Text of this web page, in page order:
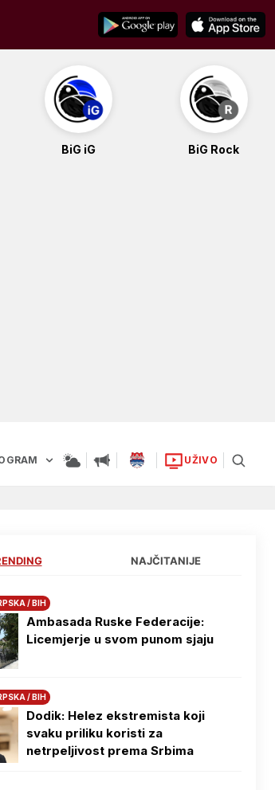
BiG iG BiG Rock
UŽIVO
NAJČITANIJE
/ BIH
Ambasada Ruske Federacije:
Licemjerje u svom punom sjaju
/ BIH
Dodik: Helez ekstremista koji
svaku priliku koristi za
netrpeljivost prema Srbima